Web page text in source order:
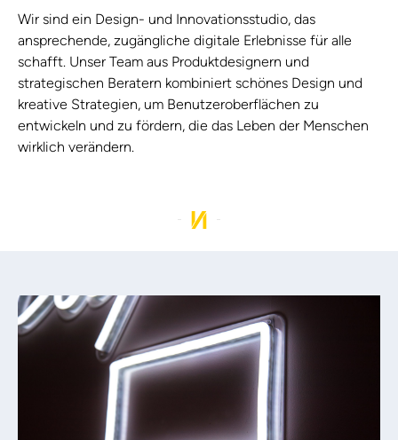
Wir sind ein Design- und Innovationsstudio, das
ansprechende, zugängliche digitale Erlebnisse für alle
schafft. Unser Team aus Produktdesignern und
strategischen Beratern kombiniert schönes Design und
kreative Strategien, um Benutzeroberflächen zu
entwickeln und zu fördern, die das Leben der Menschen
wirklich verändern.